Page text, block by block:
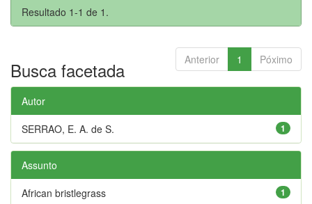
Resultado 1-1 de 1.
Anterior 1 Póximo
Busca facetada
Autor
1
SERRAO, E. A. de S.
Assunto
1
African bristlegrass